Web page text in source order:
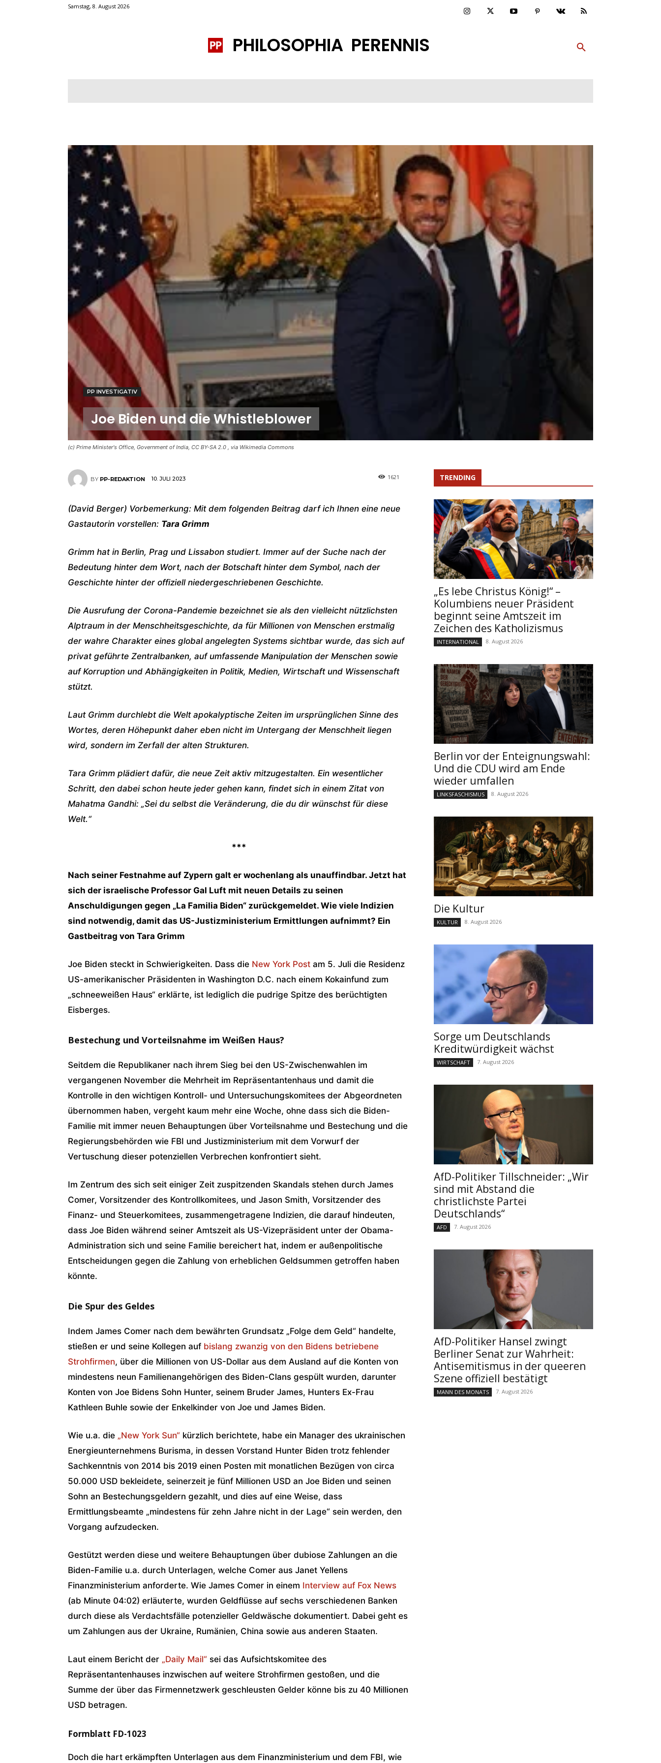
Samstag, 8. August 2026
PHILOSOPHIA PERENNIS
(c) Prime Minister's Office, Government of India, CC BY-SA 2.0 , via Wikimedia Commons
PP INVESTIGATIV
Joe Biden und die Whistleblower
BY PP-REDAKTION 10. JULI 2023 1621
(David Berger) Vorbemerkung: Mit dem folgenden Beitrag darf ich Ihnen eine neue
Gastautorin vorstellen: Tara Grimm
Grimm hat in Berlin, Prag und Lissabon studiert. Immer auf der Suche nach der
Bedeutung hinter dem Wort, nach der Botschaft hinter dem Symbol, nach der
Geschichte hinter der offiziell niedergeschriebenen Geschichte.
Die Ausrufung der Corona-Pandemie bezeichnet sie als den vielleicht nützlichsten
Alptraum in der Menschheitsgeschichte, da für Millionen von Menschen erstmalig
der wahre Charakter eines global angelegten Systems sichtbar wurde, das sich auf
privat geführte Zentralbanken, auf umfassende Manipulation der Menschen sowie
auf Korruption und Abhängigkeiten in Politik, Medien, Wirtschaft und Wissenschaft
stützt.
Laut Grimm durchlebt die Welt apokalyptische Zeiten im ursprünglichen Sinne des
Wortes, deren Höhepunkt daher eben nicht im Untergang der Menschheit liegen
wird, sondern im Zerfall der alten Strukturen.
Tara Grimm plädiert dafür, die neue Zeit aktiv mitzugestalten. Ein wesentlicher
Schritt, den dabei schon heute jeder gehen kann, findet sich in einem Zitat von
Mahatma Gandhi: „Sei du selbst die Veränderung, die du dir wünschst für diese
Welt.“
***
Nach seiner Festnahme auf Zypern galt er wochenlang als unauffindbar. Jetzt hat
sich der israelische Professor Gal Luft mit neuen Details zu seinen
Anschuldigungen gegen „La Familia Biden“ zurückgemeldet. Wie viele Indizien
sind notwendig, damit das US-Justizministerium Ermittlungen aufnimmt? Ein
Gastbeitrag von Tara Grimm
Joe Biden steckt in Schwierigkeiten. Dass die New York Post am 5. Juli die Residenz
US-amerikanischer Präsidenten in Washington D.C. nach einem Kokainfund zum
„schneeweißen Haus“ erklärte, ist lediglich die pudrige Spitze des berüchtigten
Eisberges.
Bestechung und Vorteilsnahme im Weißen Haus?
Seitdem die Republikaner nach ihrem Sieg bei den US-Zwischenwahlen im
vergangenen November die Mehrheit im Repräsentantenhaus und damit die
Kontrolle in den wichtigen Kontroll- und Untersuchungskomitees der Abgeordneten
übernommen haben, vergeht kaum mehr eine Woche, ohne dass sich die Biden-
Familie mit immer neuen Behauptungen über Vorteilsnahme und Bestechung und die
Regierungsbehörden wie FBI und Justizministerium mit dem Vorwurf der
Vertuschung dieser potenziellen Verbrechen konfrontiert sieht.
Im Zentrum des sich seit einiger Zeit zuspitzenden Skandals stehen durch James
Comer, Vorsitzender des Kontrollkomitees, und Jason Smith, Vorsitzender des
Finanz- und Steuerkomitees, zusammengetragene Indizien, die darauf hindeuten,
dass Joe Biden während seiner Amtszeit als US-Vizepräsident unter der Obama-
Administration sich und seine Familie bereichert hat, indem er außenpolitische
Entscheidungen gegen die Zahlung von erheblichen Geldsummen getroffen haben
könnte.
Die Spur des Geldes
Indem James Comer nach dem bewährten Grundsatz „Folge dem Geld“ handelte,
stießen er und seine Kollegen auf bislang zwanzig von den Bidens betriebene
Strohfirmen, über die Millionen von US-Dollar aus dem Ausland auf die Konten von
mindestens neun Familienangehörigen des Biden-Clans gespült wurden, darunter
Konten von Joe Bidens Sohn Hunter, seinem Bruder James, Hunters Ex-Frau
Kathleen Buhle sowie der Enkelkinder von Joe und James Biden.
Wie u.a. die „New York Sun“ kürzlich berichtete, habe ein Manager des ukrainischen
Energieunternehmens Burisma, in dessen Vorstand Hunter Biden trotz fehlender
Sachkenntnis von 2014 bis 2019 einen Posten mit monatlichen Bezügen von circa
50.000 USD bekleidete, seinerzeit je fünf Millionen USD an Joe Biden und seinen
Sohn an Bestechungsgeldern gezahlt, und dies auf eine Weise, dass
Ermittlungsbeamte „mindestens für zehn Jahre nicht in der Lage“ sein werden, den
Vorgang aufzudecken.
Gestützt werden diese und weitere Behauptungen über dubiose Zahlungen an die
Biden-Familie u.a. durch Unterlagen, welche Comer aus Janet Yellens
Finanzministerium anforderte. Wie James Comer in einem Interview auf Fox News
(ab Minute 04:02) erläuterte, wurden Geldflüsse auf sechs verschiedenen Banken
durch diese als Verdachtsfälle potenzieller Geldwäsche dokumentiert. Dabei geht es
um Zahlungen aus der Ukraine, Rumänien, China sowie aus anderen Staaten.
Laut einem Bericht der „Daily Mail“ sei das Aufsichtskomitee des
Repräsentantenhauses inzwischen auf weitere Strohfirmen gestoßen, und die
Summe der über das Firmennetzwerk geschleusten Gelder könne bis zu 40 Millionen
USD betragen.
Formblatt FD-1023
Doch die hart erkämpften Unterlagen aus dem Finanzministerium und dem FBI, wie
TRENDING
„Es lebe Christus König!“ –
Kolumbiens neuer Präsident
beginnt seine Amtszeit im
Zeichen des Katholizismus
INTERNATIONAL 8. August 2026
Berlin vor der Enteignungswahl:
Und die CDU wird am Ende
wieder umfallen
LINKSFASCHISMUS 8. August 2026
Die Kultur
KULTUR 8. August 2026
Sorge um Deutschlands
Kreditwürdigkeit wächst
WIRTSCHAFT 7. August 2026
AfD-Politiker Tillschneider: „Wir
sind mit Abstand die
christlichste Partei
Deutschlands“
AFD 7. August 2026
AfD-Politiker Hansel zwingt
Berliner Senat zur Wahrheit:
Antisemitismus in der queeren
Szene offiziell bestätigt
MANN DES MONATS 7. August 2026